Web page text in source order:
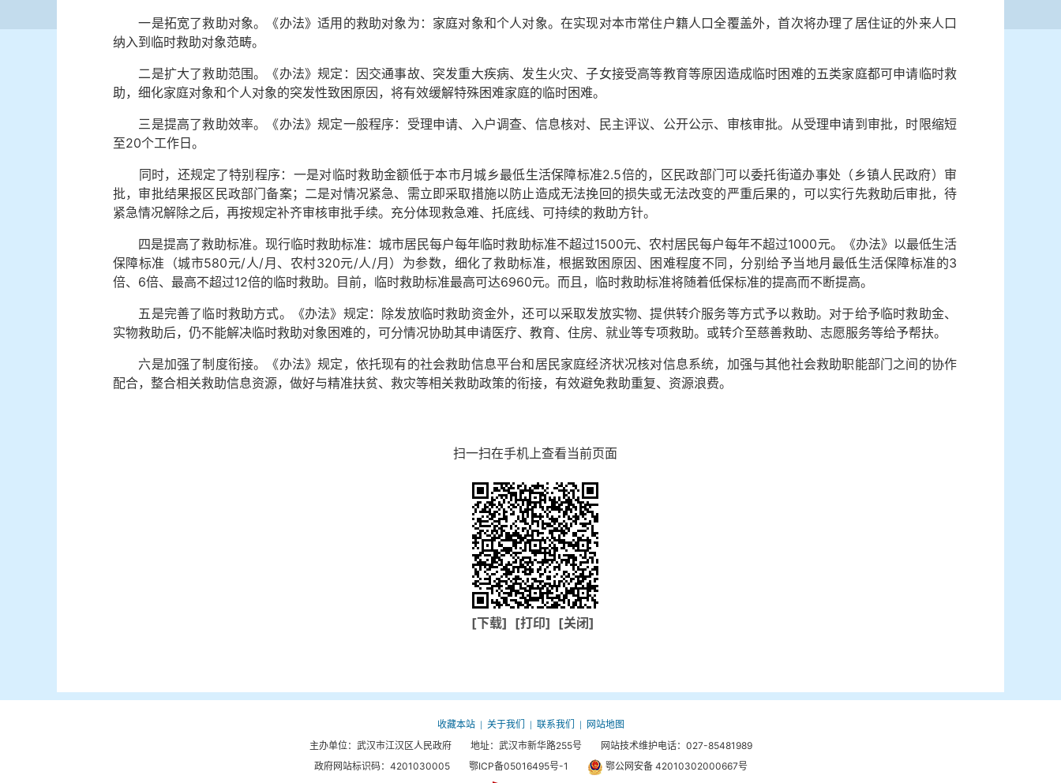
一是拓宽了救助对象。《办法》适用的救助对象为：家庭对象和个人对象。在实现对本市常住户籍人口全覆盖外，首次将办理了居住证的外来人口
纳入到临时救助对象范畴。
二是扩大了救助范围。《办法》规定：因交通事故、突发重大疾病、发生火灾、子女接受高等教育等原因造成临时困难的五类家庭都可申请临时救
助，细化家庭对象和个人对象的突发性致困原因，将有效缓解特殊困难家庭的临时困难。
三是提高了救助效率。《办法》规定一般程序：受理申请、入户调查、信息核对、民主评议、公开公示、审核审批。从受理申请到审批，时限缩短
至20个工作日。
同时，还规定了特别程序：一是对临时救助金额低于本市月城乡最低生活保障标准2.5倍的，区民政部门可以委托街道办事处（乡镇人民政府）审
批，审批结果报区民政部门备案；二是对情况紧急、需立即采取措施以防止造成无法挽回的损失或无法改变的严重后果的，可以实行先救助后审批，待
紧急情况解除之后，再按规定补齐审核审批手续。充分体现救急难、托底线、可持续的救助方针。
四是提高了救助标准。现行临时救助标准：城市居民每户每年临时救助标准不超过1500元、农村居民每户每年不超过1000元。《办法》以最低生活
保障标准（城市580元/人/月、农村320元/人/月）为参数，细化了救助标准，根据致困原因、困难程度不同，分别给予当地月最低生活保障标准的3
倍、6倍、最高不超过12倍的临时救助。目前，临时救助标准最高可达6960元。而且，临时救助标准将随着低保标准的提高而不断提高。
五是完善了临时救助方式。《办法》规定：除发放临时救助资金外，还可以采取发放实物、提供转介服务等方式予以救助。对于给予临时救助金、
实物救助后，仍不能解决临时救助对象困难的，可分情况协助其申请医疗、教育、住房、就业等专项救助。或转介至慈善救助、志愿服务等给予帮扶。
六是加强了制度衔接。《办法》规定，依托现有的社会救助信息平台和居民家庭经济状况核对信息系统，加强与其他社会救助职能部门之间的协作
配合，整合相关救助信息资源，做好与精准扶贫、救灾等相关救助政策的衔接，有效避免救助重复、资源浪费。
扫一扫在手机上查看当前页面
[下载] [打印] [关闭]
收藏本站 关于我们 联系我们
网站地图
主办单位：武汉市江汉区人民政府 地址：武汉市新华路255号 网站技术维护电话：027-85481989
政府网站标识码：4201030005 鄂ICP备05016495号-1 鄂公网安备 42010302000667号